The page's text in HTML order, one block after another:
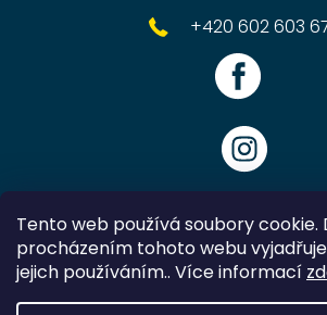
Tento web používá soubory cookie.
procházením tohoto webu
jejich používáním.. Více informací
+420 602 603